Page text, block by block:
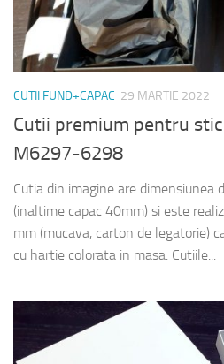
CUTII FUND+CAPAC 29 MARTIE 2022
Cutii premium pentru
M6297-6298
Cutia din imagine are
(inaltime capac 40mm) si este
mm (mucava, carton de legatorie)
cu hartie colorata in masa. Cutiile...